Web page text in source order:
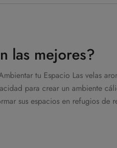
las mejores?
tu Espacio Las velas
para crear un ambiente
sus espacios en refugios de